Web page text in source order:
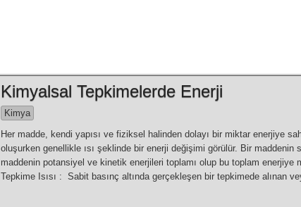
Kimyalsal Tepkimelerde Enerji
Kimya
Her madde, kendi yapısı ve fiziksel halinden dolayı bir miktar enerjiye
oluşurken genellikle ısı şeklinde bir enerji değişimi görülür. Bir maddenin
maddenin potansiyel ve kinetik enerjileri toplamı olup bu toplam enerjiye
Tepkime Isısı : Sabit basınç altında gerçekleşen bir tepkimede alınan